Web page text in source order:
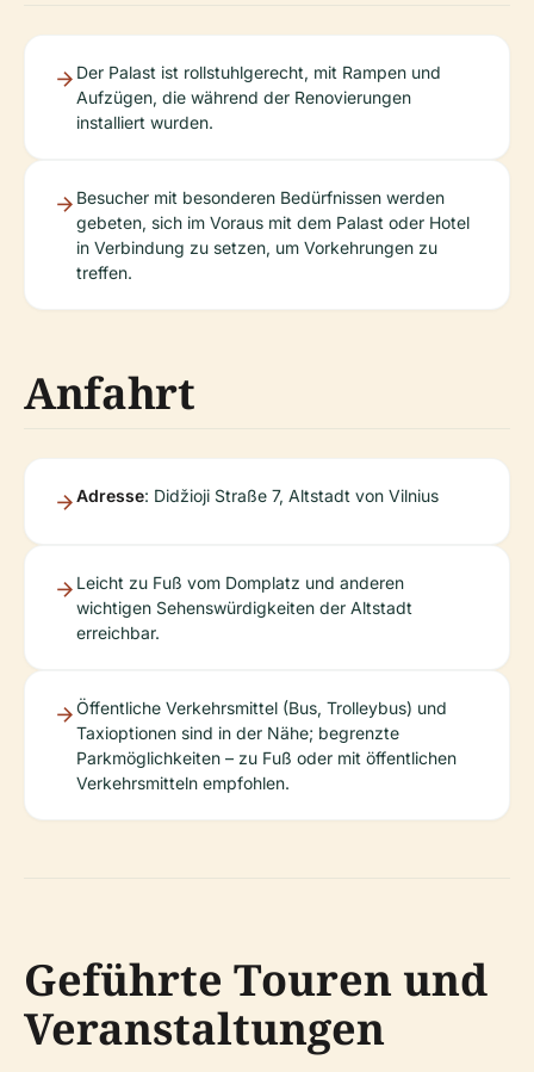
Der Palast ist rollstuhlgerecht, mit Rampen und
Aufzügen, die während der Renovierungen
installiert wurden.
Besucher mit besonderen Bedürfnissen werden
gebeten, sich im Voraus mit dem Palast oder Hotel
in Verbindung zu setzen, um Vorkehrungen zu
treffen.
Anfahrt
Adresse: Didžioji Straße 7, Altstadt von Vilnius
Leicht zu Fuß vom Domplatz und anderen
wichtigen Sehenswürdigkeiten der Altstadt
erreichbar.
Öffentliche Verkehrsmittel (Bus, Trolleybus) und
Taxioptionen sind in der Nähe; begrenzte
Parkmöglichkeiten – zu Fuß oder mit öffentlichen
Verkehrsmitteln empfohlen.
Geführte Touren und
Veranstaltungen